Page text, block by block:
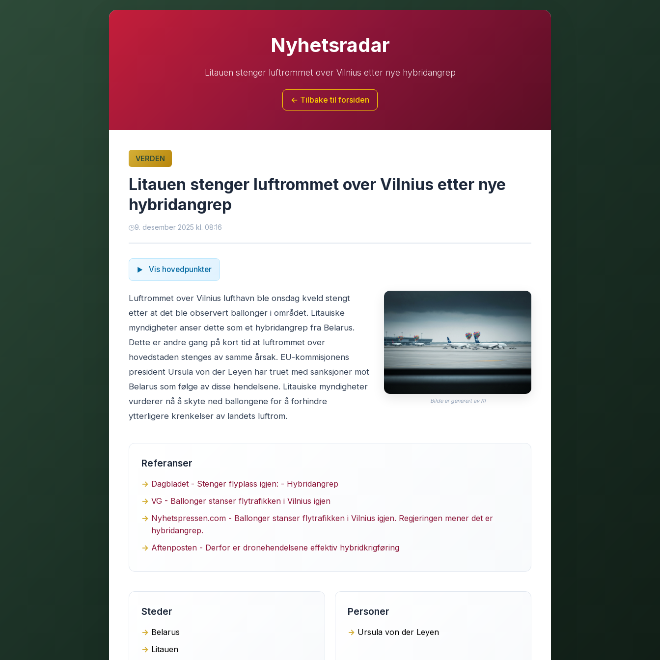
Nyhetsradar
Litauen stenger luftrommet over Vilnius etter nye hybridangrep
← Tilbake til forsiden
VERDEN
Litauen stenger luftrommet over Vilnius etter nye
hybridangrep
9. desember 2025 kl. 08:16
Vis hovedpunkter
Bilde er generert av KI
Luftrommet over Vilnius lufthavn ble onsdag kveld stengt
etter at det ble observert ballonger i området. Litauiske
myndigheter anser dette som et hybridangrep fra Belarus.
Dette er andre gang på kort tid at luftrommet over
hovedstaden stenges av samme årsak. EU-kommisjonens
president Ursula von der Leyen har truet med sanksjoner mot
Belarus som følge av disse hendelsene. Litauiske myndigheter
vurderer nå å skyte ned ballongene for å forhindre
ytterligere krenkelser av landets luftrom.
Referanser
Dagbladet - Stenger flyplass igjen: - Hybridangrep
VG - Ballonger stanser flytrafikken i Vilnius igjen
Nyhetspressen.com - Ballonger stanser flytrafikken i Vilnius igjen. Regjeringen mener det er
hybridangrep.
Aftenposten - Derfor er dronehendelsene effektiv hybridkrigføring
Steder
Belarus
Litauen
Personer
Ursula von der Leyen